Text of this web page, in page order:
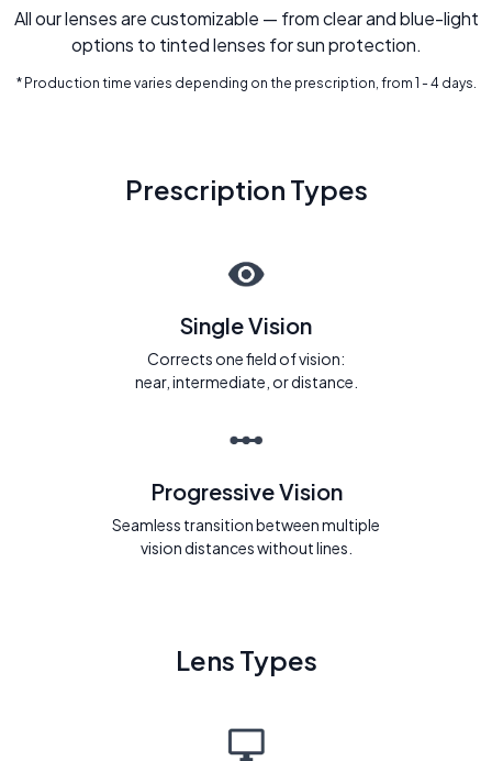
All our lenses are customizable — from clear and blue-light
options to tinted lenses for sun protection.
* Production time varies depending on the prescription, from 1 - 4 days.
Prescription Types
Single Vision
Corrects one field of vision:
near, intermediate, or distance.
Progressive Vision
Seamless transition between multiple
vision distances without lines.
Lens Types